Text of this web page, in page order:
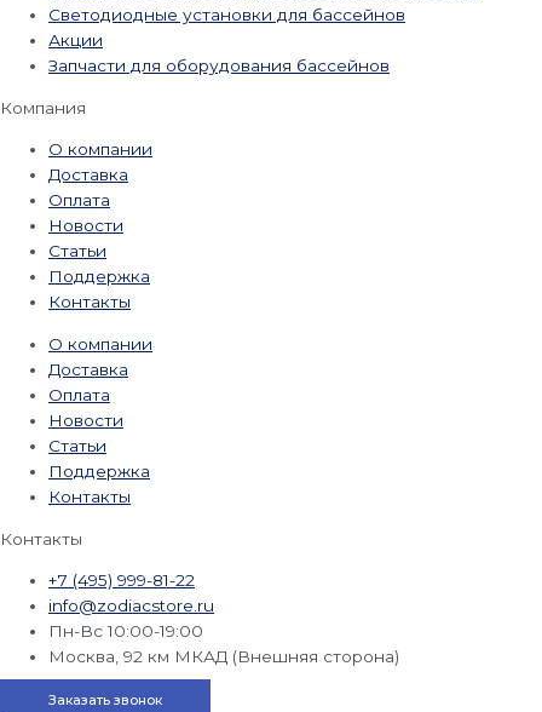
Светодиодные установки для бассейнов
Акции
Запчасти для оборудования бассейнов
Компания
О компании
Доставка
Оплата
Новости
Статьи
Поддержка
Контакты
О компании
Доставка
Оплата
Новости
Статьи
Поддержка
Контакты
Контакты
+7 (495) 999-81-22
info@zodiacstore.ru
Пн-Вс 10:00-19:00
Москва, 92 км МКАД (Внешняя сторона)
Заказать звонок